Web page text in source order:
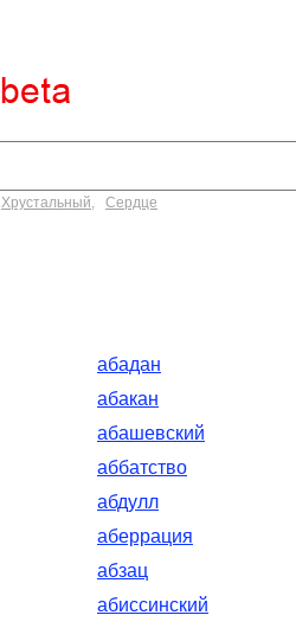
Хрустальный, Сердце
абадан
абакан
абашевский
аббатство
абдулл
аберрация
абзац
абиссинский